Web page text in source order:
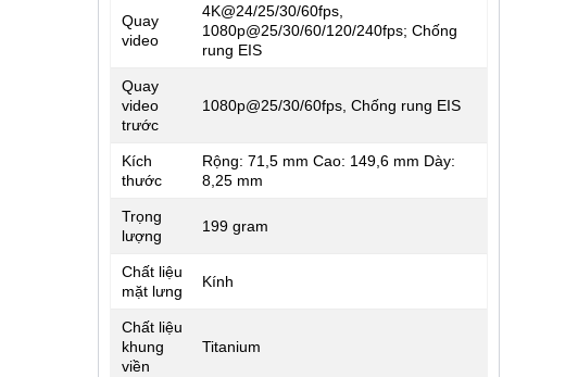
Quay
video
4K@24/25/30/60fps,
1080p@25/30/60/120/240fps; Chống
rung EIS
Quay
video
trước
1080p@25/30/60fps, Chống rung EIS
Kích
thước
Rộng: 71,5 mm Cao: 149,6 mm Dày:
8,25 mm
Trọng
lượng
199 gram
Chất liệu
mặt lưng
Kính
Chất liệu
khung
viền
Titanium